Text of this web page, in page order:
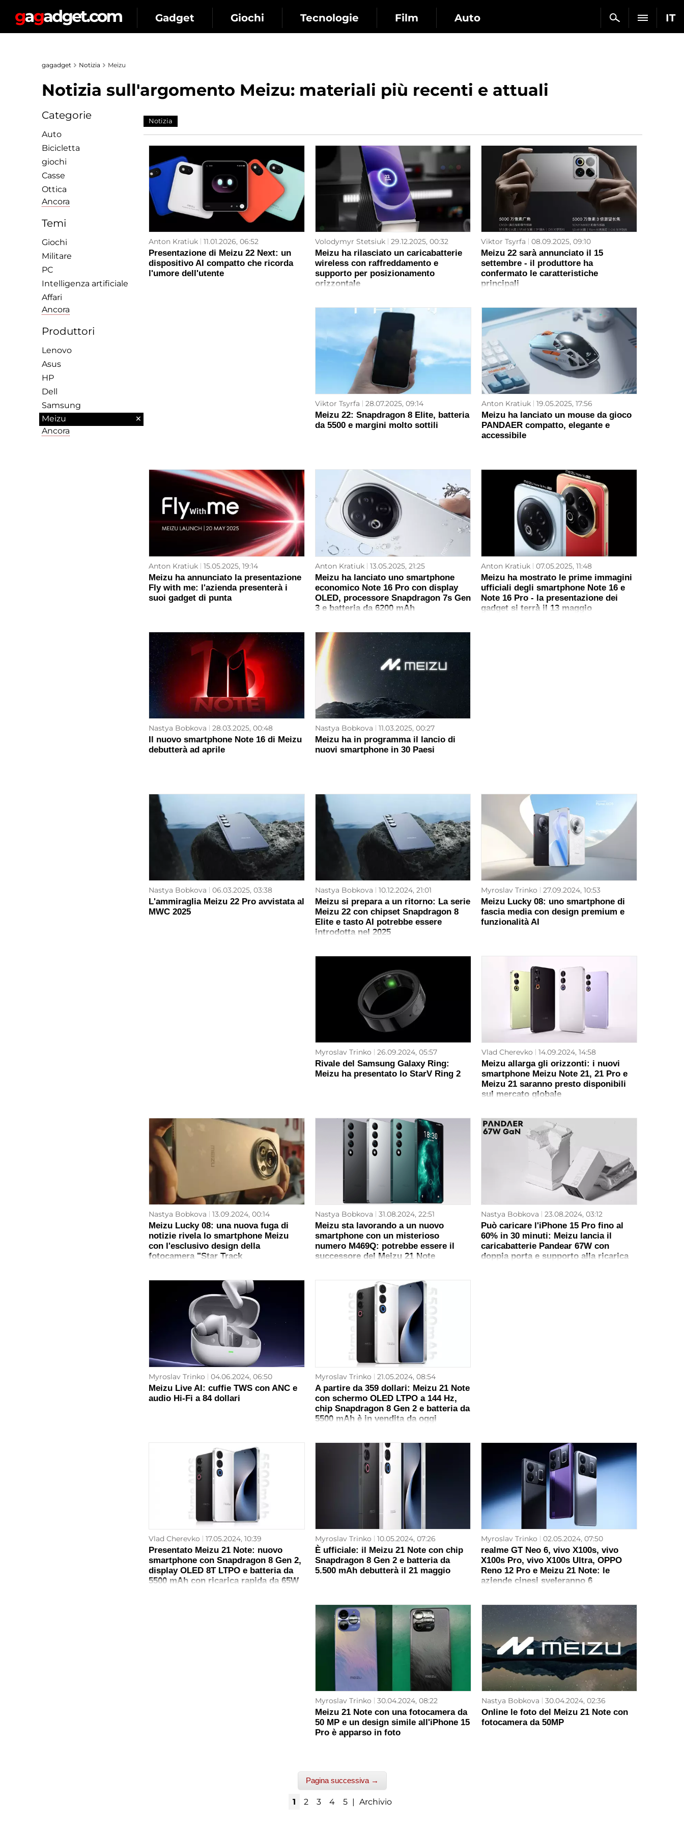
IT
Gadget Giochi Tecnologie Film Auto
gagadget Notizia Meizu
Notizia sull'argomento Meizu: materiali più recenti e attuali
Notizia
Anton Kratiuk 11.01.2026, 06:52
Presentazione di Meizu 22 Next: un
dispositivo AI compatto che ricorda
l'umore dell'utente
Volodymyr Stetsiuk 29.12.2025, 00:32
Meizu ha rilasciato un caricabatterie
wireless con raffreddamento e
supporto per posizionamento
orizzontale
Viktor Tsyrfa 08.09.2025, 09:10
Meizu 22 sarà annunciato il 15
settembre - il produttore ha
confermato le caratteristiche
principali
Viktor Tsyrfa 28.07.2025, 09:14
Meizu 22: Snapdragon 8 Elite, batteria
da 5500 e margini molto sottili
Anton Kratiuk 19.05.2025, 17:56
Meizu ha lanciato un mouse da gioco
PANDAER compatto, elegante e
accessibile
Anton Kratiuk 15.05.2025, 19:14
Meizu ha annunciato la presentazione
Fly with me: l'azienda presenterà i
suoi gadget di punta
Anton Kratiuk 13.05.2025, 21:25
Meizu ha lanciato uno smartphone
economico Note 16 Pro con display
OLED, processore Snapdragon 7s Gen
3 e batteria da 6200 mAh
Anton Kratiuk 07.05.2025, 11:48
Meizu ha mostrato le prime immagini
ufficiali degli smartphone Note 16 e
Note 16 Pro - la presentazione dei
gadget si terrà il 13 maggio
Nastya Bobkova 28.03.2025, 00:48
Il nuovo smartphone Note 16 di Meizu
debutterà ad aprile
Nastya Bobkova 11.03.2025, 00:27
Meizu ha in programma il lancio di
nuovi smartphone in 30 Paesi
Nastya Bobkova 06.03.2025, 03:38
L'ammiraglia Meizu 22 Pro avvistata al
MWC 2025
Nastya Bobkova 10.12.2024, 21:01
Meizu si prepara a un ritorno: La serie
Meizu 22 con chipset Snapdragon 8
Elite e tasto AI potrebbe essere
introdotta nel 2025
Myroslav Trinko 27.09.2024, 10:53
Meizu Lucky 08: uno smartphone di
fascia media con design premium e
funzionalità AI
Myroslav Trinko 26.09.2024, 05:57
Rivale del Samsung Galaxy Ring:
Meizu ha presentato lo StarV Ring 2
Vlad Cherevko 14.09.2024, 14:58
Meizu allarga gli orizzonti: i nuovi
smartphone Meizu Note 21, 21 Pro e
Meizu 21 saranno presto disponibili
sul mercato globale
Nastya Bobkova 13.09.2024, 00:14
Meizu Lucky 08: una nuova fuga di
notizie rivela lo smartphone Meizu
con l'esclusivo design della
fotocamera "Star Track
Nastya Bobkova 31.08.2024, 22:51
Meizu sta lavorando a un nuovo
smartphone con un misterioso
numero M469Q: potrebbe essere il
successore del Meizu 21 Note
Nastya Bobkova 23.08.2024, 03:12
Può caricare l'iPhone 15 Pro fino al
60% in 30 minuti: Meizu lancia il
caricabatterie Pandear 67W con
doppia porta e supporto alla ricarica
Myroslav Trinko 04.06.2024, 06:50
Meizu Live AI: cuffie TWS con ANC e
audio Hi-Fi a 84 dollari
Myroslav Trinko 21.05.2024, 08:54
A partire da 359 dollari: Meizu 21 Note
con schermo OLED LTPO a 144 Hz,
chip Snapdragon 8 Gen 2 e batteria da
5500 mAh è in vendita da oggi
Vlad Cherevko 17.05.2024, 10:39
Presentato Meizu 21 Note: nuovo
smartphone con Snapdragon 8 Gen 2,
display OLED 8T LTPO e batteria da
5500 mAh con ricarica rapida da 65W
Myroslav Trinko 10.05.2024, 07:26
È ufficiale: il Meizu 21 Note con chip
Snapdragon 8 Gen 2 e batteria da
5.500 mAh debutterà il 21 maggio
Myroslav Trinko 02.05.2024, 07:50
realme GT Neo 6, vivo X100s, vivo
X100s Pro, vivo X100s Ultra, OPPO
Reno 12 Pro e Meizu 21 Note: le
aziende cinesi sveleranno 6
Myroslav Trinko 30.04.2024, 08:22
Meizu 21 Note con una fotocamera da
50 MP e un design simile all'iPhone 15
Pro è apparso in foto
Nastya Bobkova 30.04.2024, 02:36
Online le foto del Meizu 21 Note con
fotocamera da 50MP
Categorie
Auto
Bicicletta
giochi
Сasse
Ottica
Ancora
Temi
Giochi
Militare
PC
Intelligenza artificiale
Affari
Ancora
Produttori
Lenovo
Asus
HP
Dell
Samsung
Meizu
×
Ancora
Pagina successiva →
1 2 3 4 5 | Archivio